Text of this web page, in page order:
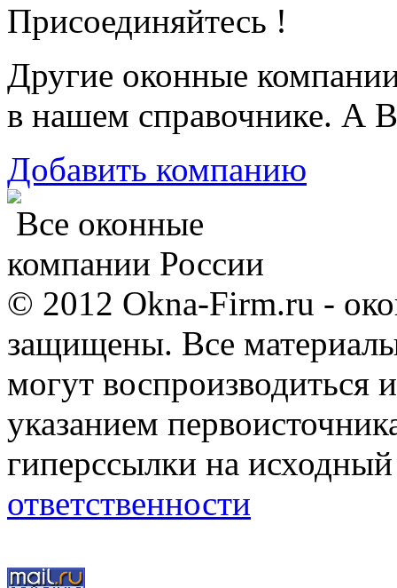
Присоединяйтесь !
Другие оконные
в нашем справочнике. А
Добавить компанию
Все оконные
компании России
© 2012 Okna-Firm.ru -
защищены. Все
могут воспроизводиться
указанием
гиперссылки на
ответственности